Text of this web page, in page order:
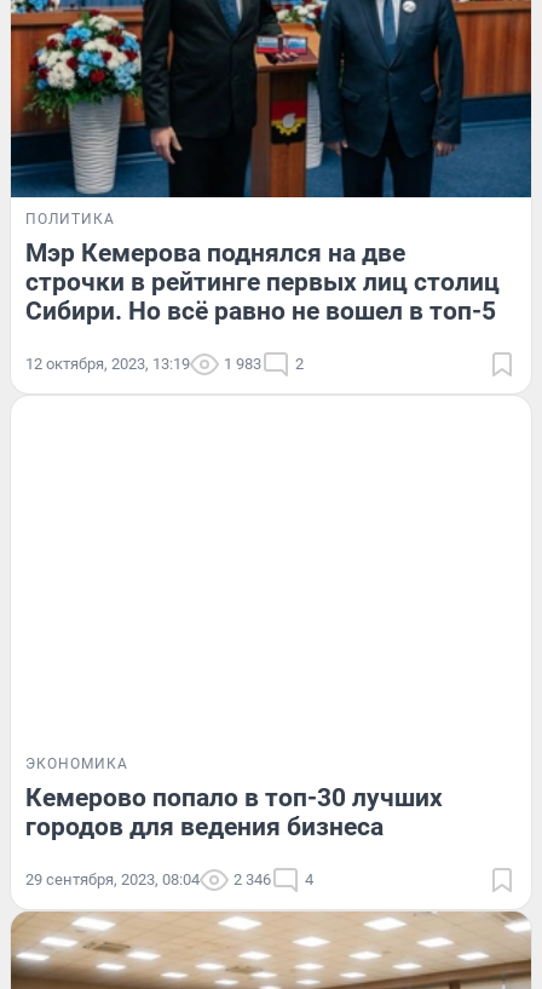
ПОЛИТИКА
Мэр Кемерова поднялся на две
строчки в рейтинге первых лиц столиц
Сибири. Но всё равно не вошел в топ-5
12 октября, 2023, 13:19 1 983 2
ЭКОНОМИКА
Кемерово попало в топ-30 лучших
городов для ведения бизнеса
29 сентября, 2023, 08:04 2 346 4